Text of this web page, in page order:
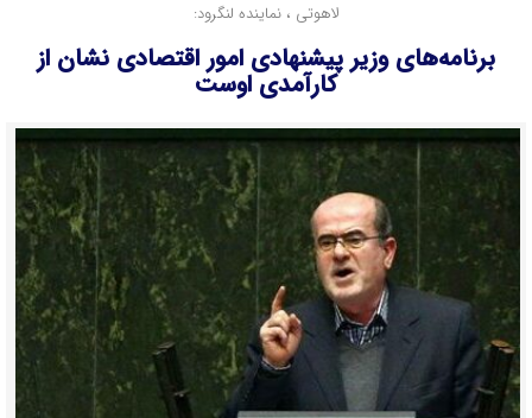
لاهوتی ، نماینده لنگرود:
برنامه‌های وزیر پیشنهادی امور اقتصادی نشان از
کارآمدی اوست